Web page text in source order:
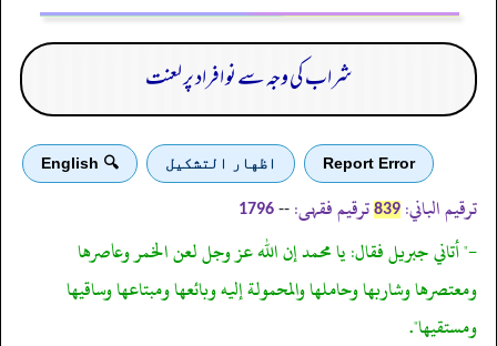
شراب کی وجہ سے نو افراد پر لعنت
Report Error اظهار التشكيل 🔍 English
ترقیم الباني: 839 ترقیم فقہی: --
1796
-" أتاني جبريل فقال: يا محمد إن الله عز وجل لعن الخمر وعاصرها
ومعتصرها وشاربها وحاملها والمحمولة إليه وبائعها ومبتاعها وساقيها
ومستقيها".